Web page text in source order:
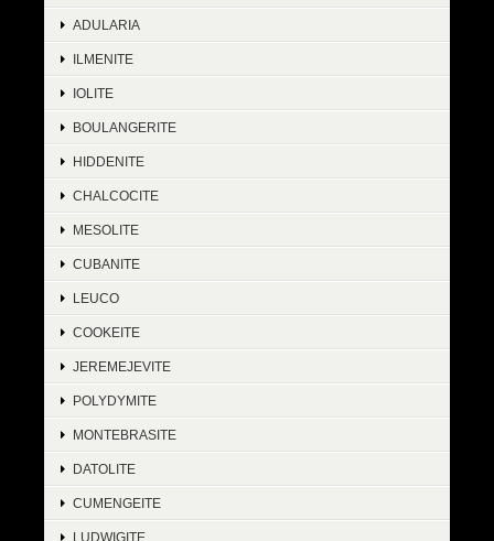
ADULARIA
ILMENITE
IOLITE
BOULANGERITE
HIDDENITE
CHALCOCITE
MESOLITE
CUBANITE
LEUCO
COOKEITE
JEREMEJEVITE
POLYDYMITE
MONTEBRASITE
DATOLITE
CUMENGEITE
LUDWIGITE